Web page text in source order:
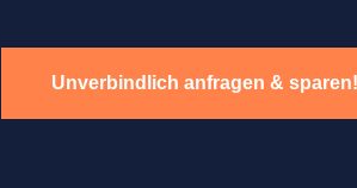
Unverbindlich anfragen & sparen!